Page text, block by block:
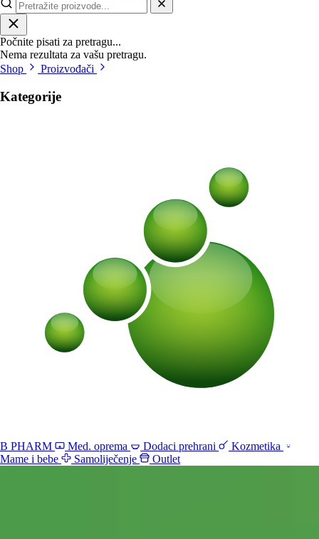
Počnite pisati za pretragu...
Nema rezultata za vašu pretragu.
Shop
Proizvođači
Kategorije
B PHARM Med. oprema Dodaci prehrani
Kozmetika
Mame i bebe
Samoliječenje Outlet